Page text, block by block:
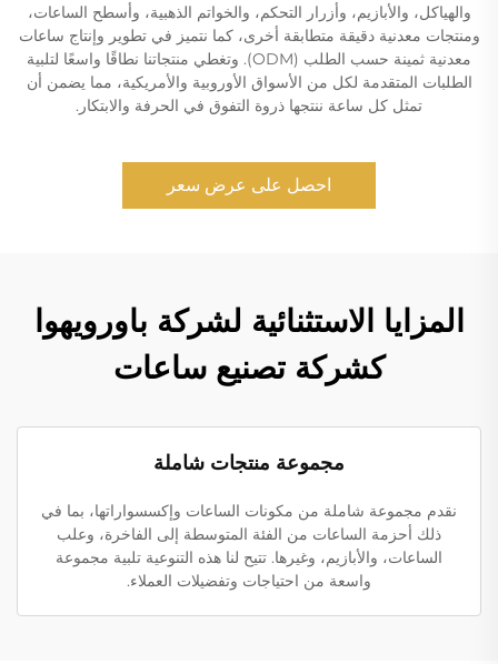
والهياكل، والأبازيم، وأزرار التحكم، والخواتم الذهبية، وأسطح الساعات،
ومنتجات معدنية دقيقة متطابقة أخرى، كما نتميز في تطوير وإنتاج ساعات
معدنية ثمينة حسب الطلب (ODM). وتغطي منتجاتنا نطاقًا واسعًا لتلبية
الطلبات المتقدمة لكل من الأسواق الأوروبية والأمريكية، مما يضمن أن
تمثل كل ساعة ننتجها ذروة التفوق في الحرفة والابتكار.
احصل على عرض سعر
المزايا الاستثنائية لشركة باورويهوا
كشركة تصنيع ساعات
مجموعة منتجات شاملة
نقدم مجموعة شاملة من مكونات الساعات وإكسسواراتها، بما في
ذلك أحزمة الساعات من الفئة المتوسطة إلى الفاخرة، وعلب
الساعات، والأبازيم، وغيرها. تتيح لنا هذه التنوعية تلبية مجموعة
واسعة من احتياجات وتفضيلات العملاء.